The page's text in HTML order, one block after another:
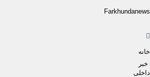
Farkhundanews
Menu
خانه
خبر
داخلی